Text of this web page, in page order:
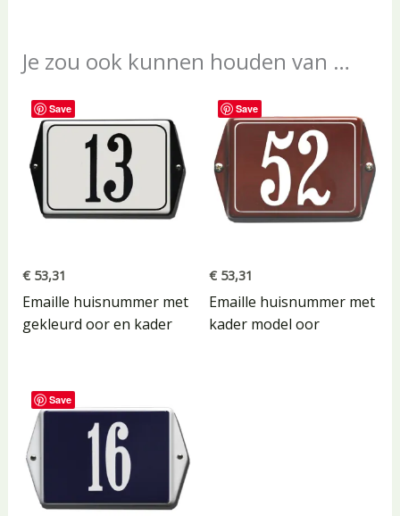
Je zou ook kunnen houden van …
Save
€53,31
Emaille huisnummer met
gekleurd oor en kader
Save
€ 53,31
Emaille huisnummer met
kader model oor
Save